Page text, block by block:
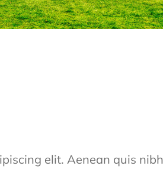
elit. Aenean quis